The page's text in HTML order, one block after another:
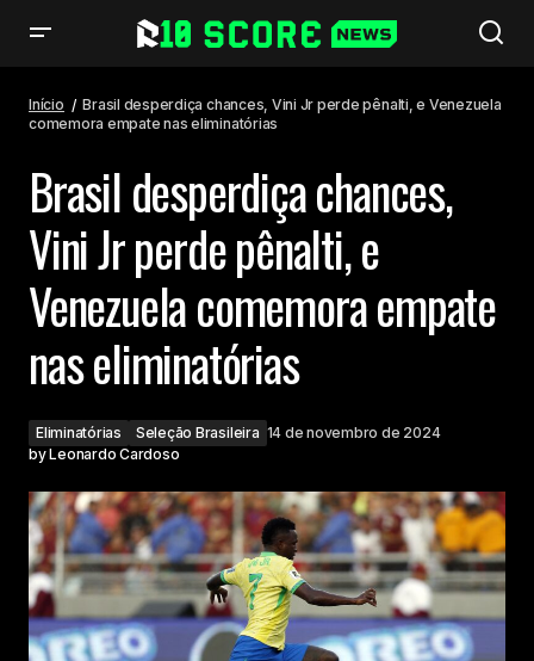
empate nas eliminatórias
Início
Brasil desperdiça chances, Vini Jr perde pênalti, e Venezuela
comemora empate nas eliminatórias
Brasil desperdiça chances,
Vini Jr perde pênalti, e
Venezuela comemora empate
nas eliminatórias
Eliminatórias Seleção Brasileira 14 de novembro de 2024
byLeonardo Cardoso